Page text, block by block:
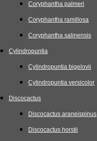
Coryphantha palmeri
Coryphantha ramillosa
Coryphantha salinensis
Cylindropuntia
Cylindropuntia bigelovii
Cylindropuntia versicolor
Discocactus
Discocactus araneispinus
Discocactus horstii